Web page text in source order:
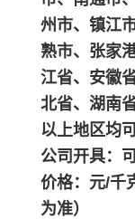
州市、镇江
熟市、张家
江省、安徽
北省、湖南
以上地区均
公司开具：
价格：元/千
为准）